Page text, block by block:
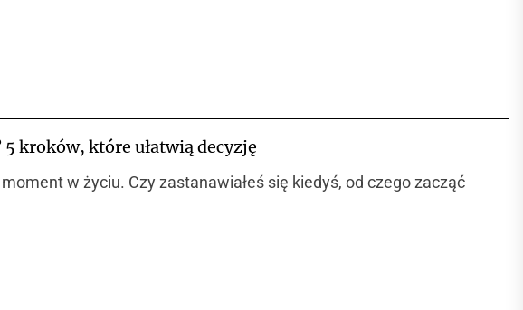
kroków, które ułatwią decyzję
w życiu. Czy zastanawiałeś się kiedyś, od czego zacząć